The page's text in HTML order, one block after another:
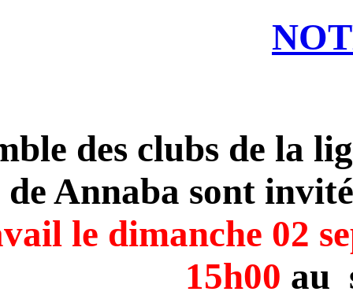
L’ensemble des
football de Annaba
de travail le